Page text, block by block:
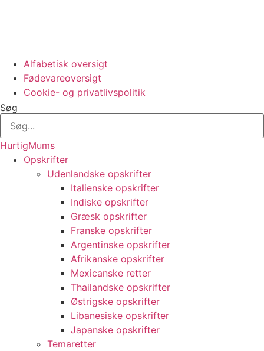
Alfabetisk oversigt
Fødevareoversigt
Cookie- og privatlivspolitik
Søg
HurtigMums
Opskrifter
Udenlandske opskrifter
Italienske opskrifter
Indiske opskrifter
Græsk opskrifter
Franske opskrifter
Argentinske opskrifter
Afrikanske opskrifter
Mexicanske retter
Thailandske opskrifter
Østrigske opskrifter
Libanesiske opskrifter
Japanske opskrifter
Temaretter